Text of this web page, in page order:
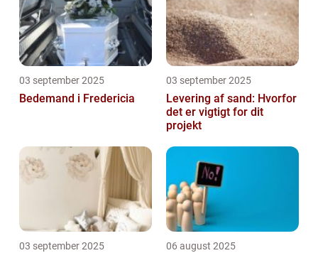
03 september 2025
Bedemand i Fredericia
03 september 2025
Levering af sand: Hvorfor
det er vigtigt for dit
projekt
03 september 2025 06 august 2025